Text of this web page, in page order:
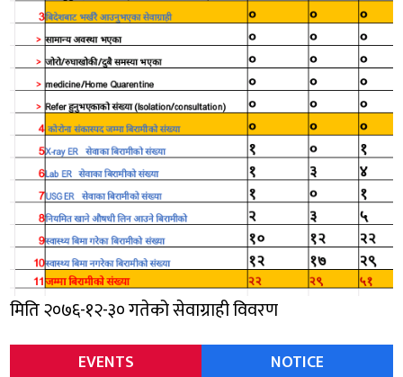
मिति २०७६-१२-३० गतेको सेवाग्राही विवरण
EVENTS
NOTICE